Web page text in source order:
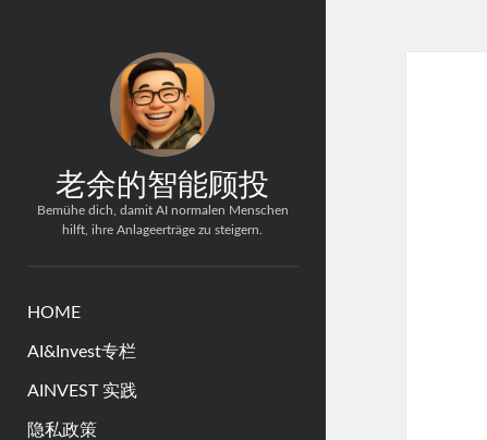
老余的智能顾投
Bemühe dich, damit AI normalen Menschen
hilft, ihre Anlageerträge zu steigern.
HOME
AI&Invest专栏
AINVEST 实践
隐私政策